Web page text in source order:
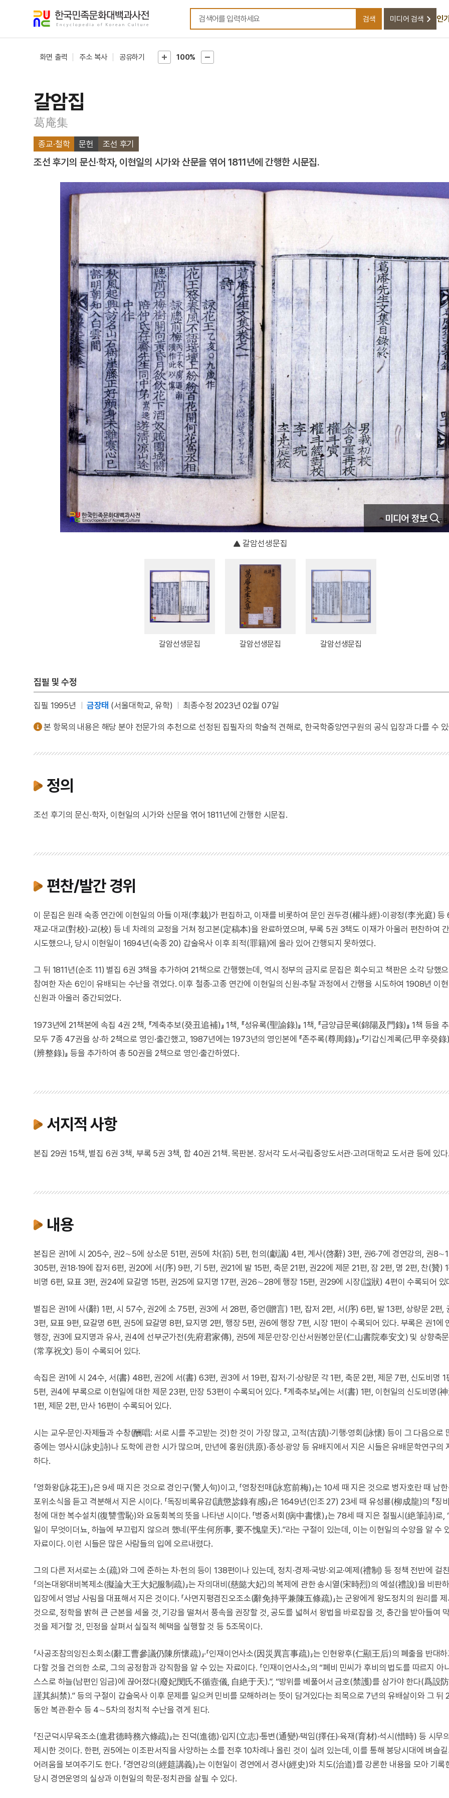
검색어를 입력하세요
검색 미디어 검색 인
화면 출력 주소 복사 공유하기 100%
갈암집
葛庵集
종교·철학 문헌 조선 후기
조선 후기의 문신·학자, 이현일의 시가와 산문을 엮어 1811년에 간행한 시문집.
미디어 정보
갈암선생문집
갈암선생문집 갈암선생문집 갈암선생문집
집필 및 수정
집필 1995년 금장태 (서울대학교, 유학) 최종수정 2023년 02월 07일
본 항목의 내용은 해당 분야 전문가의 추천으로 선정된 집필자의 학술적 견해로, 한국학중앙연구원의 공식 입장과 다를 수
정의
조선 후기의 문신·학자, 이현일의 시가와 산문을 엮어 1811년에 간행한 시문집.
편찬/발간 경위
이 문집은 원래 숙종 연간에 이현일의 아들 이재(李栽)가 편집하고, 이재를 비롯하여 문인 권두경(權斗經)·이광정(李光庭) 등
재교·대교(對校)·교(校) 등 네 차례의 교정을 거쳐 정고본(定稿本)을 완료하였으며, 부록 5권 3책도 이재가 아울러 편찬하여
시도했으나, 당시 이현일이 1694년(숙종 20) 갑술옥사 이후 죄적(罪籍)에 올라 있어 간행되지 못하였다.
그 뒤 1811년(순조 11) 별집 6권 3책을 추가하여 21책으로 간행했는데, 역시 정부의 금지로 문집은 회수되고 책판은 소각 당했
참여한 자손 6인이 유배되는 수난을 겪었다. 이후 철종·고종 연간에 이현일의 신원·추탈 과정에서 간행을 시도하여 1908년 이
신원과 아울러 중간되었다.
1973년에 21책본에 속집 4권 2책, 『계축추보(癸丑追補)』 1책, 『성유록(聖諭錄)』 1책, 『금양급문록(錦陽及門錄)』 1책 등을
모두 7종 47권을 상·하 2책으로 영인·출간했고, 1987년에는 1973년의 영인본에 『존주록(尊周錄)』·『기갑신계록(己甲辛癸錄)
(辨整錄)』 등을 추가하여 총 50권을 2책으로 영인·출간하였다.
서지적 사항
본집 29권 15책, 별집 6권 3책, 부록 5권 3책, 합 40권 21책. 목판본. 장서각 도서·국립중앙도서관·고려대학교 도서관 등에 있
내용
본집은 권1에 시 205수, 권2∼5에 상소문 51편, 권5에 차(箚) 5편, 헌의(獻議) 4편, 계사(啓辭) 3편, 권6·7에 경연강의, 권
305편, 권18·19에 잡저 6편, 권20에 서(序) 9편, 기 5편, 권21에 발 15편, 축문 21편, 권22에 제문 21편, 잠 2편, 명 2편, 찬(贊)
비명 6편, 묘표 3편, 권24에 묘갈명 15편, 권25에 묘지명 17편, 권26∼28에 행장 15편, 권29에 시장(諡狀) 4편이 수록되어 있
별집은 권1에 사(辭) 1편, 시 57수, 권2에 소 75편, 권3에 서 28편, 증언(贈言) 1편, 잡저 2편, 서(序) 6편, 발 13편, 상량문 2편,
3편, 묘표 9편, 묘갈명 6편, 권5에 묘갈명 8편, 묘지명 2편, 행장 5편, 권6에 행장 7편, 시장 1편이 수록되어 있다. 부록은 권1에
행장, 권3에 묘지명과 유사, 권4에 선부군가전(先府君家傳), 권5에 제문·만장·인산서원봉안문(仁山書院奉安文) 및 상향축문
(常享祝文) 등이 수록되어 있다.
속집은 권1에 시 24수, 서(書) 48편, 권2에 서(書) 63편, 권3에 서 19편, 잡저·기·상량문 각 1편, 축문 2편, 제문 7편, 신도비명 1
5편, 권4에 부록으로 이현일에 대한 제문 23편, 만장 53편이 수록되어 있다. 『계축추보』에는 서(書) 1편, 이현일의 신도비명(
1편, 제문 2편, 만사 16편이 수록되어 있다.
시는 교우·문인·자제들과 수창(酬唱: 서로 시를 주고받는 것)한 것이 가장 많고, 고적(古蹟)·기행·영회(詠懷) 등이 그 다음으로
중에는 영사시(詠史詩)나 도학에 관한 시가 많으며, 만년에 홍원(洪原)·종성·광양 등 유배지에서 지은 시들은 유배문학연구의
하다.
「영화왕(詠花王)」은 9세 때 지은 것으로 경인구(警人句)이고, 「영창전매(詠窓前梅)」는 10세 때 지은 것으로 병자호란 때 남
포위소식을 듣고 격분해서 지은 시이다. 「독징비록유감(讀懲毖錄有感)」은 1649년(인조 27) 23세 때 유성룡(柳成龍)의 『징비
청에 대한 복수설치(復讐雪恥)와 요동회복의 뜻을 나타낸 시이다. 「병중서회(病中書懷)」는 78세 때 지은 절필시(絶筆詩)로,
일이 무엇이더뇨, 하늘에 부끄럽지 않으려 했네(平生何所事, 要不愧皇天).”라는 구절이 있는데, 이는 이현일의 수양을 알 수
자료이다. 이런 시들은 많은 사람들의 입에 오르내렸다.
그의 다른 저서로는 소(疏)와 그에 준하는 차·헌의 등이 138편이나 있는데, 정치·경제·국방·외교·예제(禮制) 등 정책 전반에 걸
「의논대왕대비복제소(擬論大王大妃服制疏)」는 자의대비(慈懿大妃)의 복제에 관한 송시열(宋時烈)의 예설(禮說)을 비판
입장에서 영남 사림을 대표해서 지은 것이다. 「사면지평겸진오조소(辭免持平兼陳五條疏)」는 군왕에게 왕도정치의 원리를
것으로, 정학을 밝혀 큰 근본을 세울 것, 기강을 떨쳐서 풍속을 권장할 것, 공도를 넓혀서 왕법을 바로잡을 것, 충간을 받아들여
것을 제거할 것, 민정을 살펴서 실질적 혜택을 실행할 것 등 5조목이다.
「사공조참의잉진소회소(辭工曹參議仍陳所懷疏)」·「인재이언사소(因災異言事疏)」는 인현왕후(仁顯王后)의 폐출을 반대
다할 것을 건의한 소로, 그의 공정함과 강직함을 알 수 있는 자료이다. 「인재이언사소」의 “폐비 민씨가 후비의 법도를 따르지 아
스스로 하늘(남편인 임금)에 끊어졌다(廢妃閔氏不循壼儀, 自絶于天).”, “방위를 베풀어서 금호(禁護)를 삼가야 한다(爲設
謹其糾禁).” 등의 구절이 갑술옥사 이후 문제를 일으켜 민비를 모해하려는 뜻이 담겨있다는 죄목으로 7년의 유배살이와 그 뒤
동안 복관·환수 등 4∼5차의 정치적 수난을 겪게 된다.
「진군덕시무육조소(進君德時務六條疏)」는 진덕(進德)·입지(立志)·통변(通變)·택임(擇任)·육재(育材)·석시(惜時) 등 시무
제시한 것이다. 한편, 권5에는 이조판서직을 사양하는 소를 전후 10차례나 올린 것이 실려 있는데, 이를 통해 붕당시대에 벼슬
어려움을 보여주기도 한다. 「경연강의(經筵講義)」는 이현일이 경연에서 경사(經史)와 치도(治道)를 강론한 내용을 모아 기록
당시 경연운영의 실상과 이현일의 학문·정치관을 살필 수 있다.